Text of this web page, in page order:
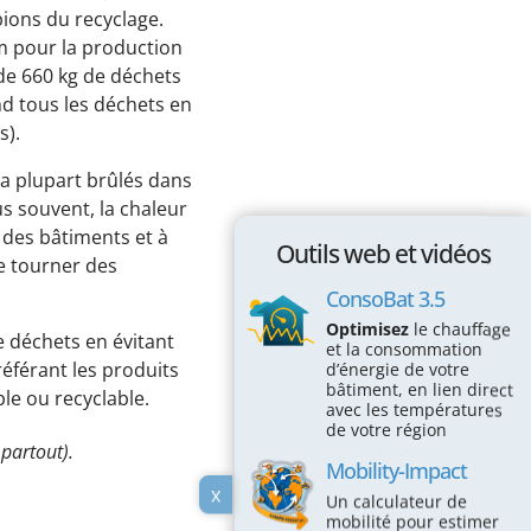
Passez à l'action !
Économiser l’électricité
Économiser le chauffage
Protéger la Biodiversité
Espace éducatif
Maison des écogestes
Outils web et vidéos
Vraiment durable mon alimentation?
du recyclage.
pour la production
660 kg de déchets
tous les déchets en
plupart brûlés dans
souvent, la chaleur
bâtiments et à
tourner des
déchets en évitant
les produits
ou recyclable.
x
Outils web et vidéos
ConsoBat 3.5
Optimisez le chauffage
et la consommation
d’énergie de votre
bâtiment, en lien direct
avec les températures
de votre région
Mobility-Impact
Un calculateur de
mobilité pour estimer